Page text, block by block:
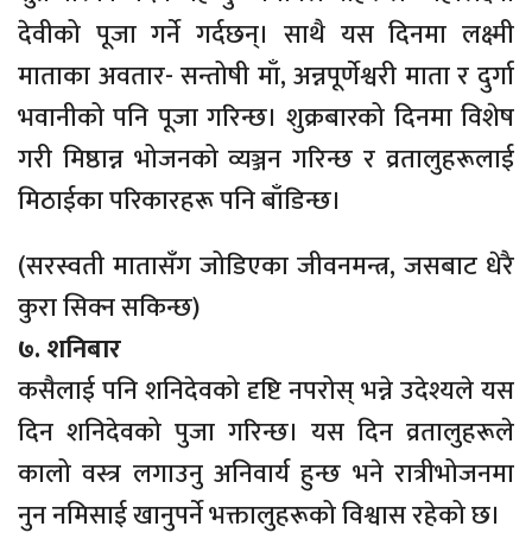
देवीको पूजा गर्ने गर्दछन्। साथै यस दिनमा लक्ष्मी
माताका अवतार- सन्तोषी माँ, अन्नपूर्णेश्वरी माता र दुर्गा
भवानीको पनि पूजा गरिन्छ। शुक्रबारको दिनमा विशेष
गरी मिष्ठान्न भोजनको व्यञ्जन गरिन्छ र व्रतालुहरूलाई
मिठाईका परिकारहरू पनि बाँडिन्छ।
(सरस्वती मातासँग जोडिएका जीवनमन्त्र, जसबाट धेरै
कुरा सिक्न सकिन्छ)
७. शनिबार
कसैलाई पनि शनिदेवको दृष्टि नपरोस् भन्ने उदेश्यले यस
दिन शनिदेवको पुजा गरिन्छ। यस दिन व्रतालुहरूले
कालो वस्त्र लगाउनु अनिवार्य हुन्छ भने रात्रीभोजनमा
नुन नमिसाई खानुपर्ने भक्तालुहरूको विश्वास रहेको छ।